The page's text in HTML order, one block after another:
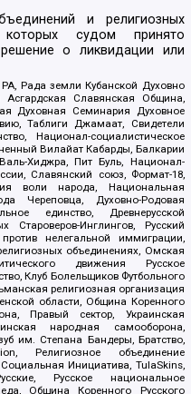
и религиозных
судом принято
о ликвидации или
Рада земли Кубанской Духовно
Славянская Община,
Духовная Семинария Духовное
Таблиги Джамаат, Свидетели
Национал-социалистическое
Вилайат Кабарды, Балкарии
Хиджра, Пит Буль, Национал-
Славянский союз, Формат-18,
воли народа, Национальная
Череповца, Духовно-Родовая
единство, Древнерусской
Староверов-Инглингов, Русский
нелегальной иммиграции,
объединениях, Омская
движения Русское
Клуб Болельщиков Футбольного
религиозная организация
области, Община Коренного
Правый сектор, Украинская
народная самооборона,
им. Степана Бандеры, Братство,
Религиозное объединение
Инициатива, TulaSkins,
Русское национальное
Община Коренного Русского